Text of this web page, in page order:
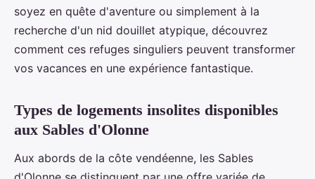
soyez en quête d'aventure ou simplement à la
recherche d'un nid douillet atypique, découvrez
comment ces refuges singuliers peuvent transformer
vos vacances en une expérience fantastique.
Types de logements insolites disponibles
aux Sables d'Olonne
Aux abords de la côte vendéenne, les Sables